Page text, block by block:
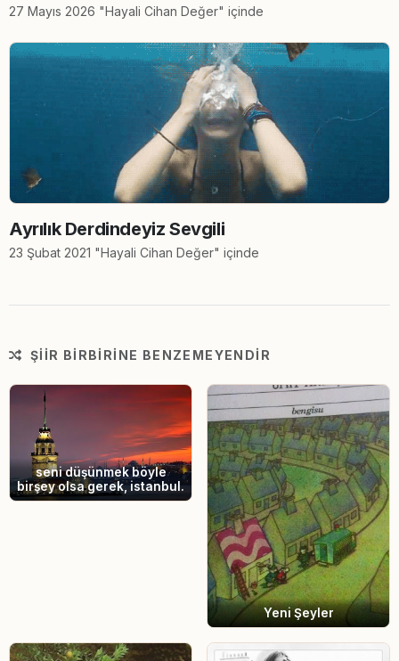
27 Mayıs 2026 "Hayali Cihan Değer" içinde
Ayrılık Derdindeyiz Sevgili
23 Şubat 2021 "Hayali Cihan Değer" içinde
ŞIIR BIRBIRINE BENZEMEYENDIR
seni düşünmek böyle
birşey olsa gerek, istanbul.
Yeni Şeyler